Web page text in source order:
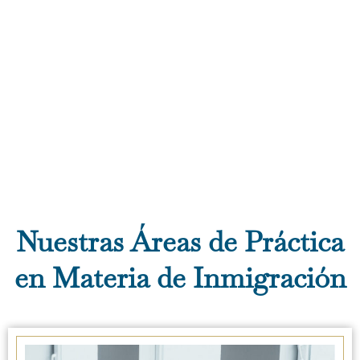
Nuestras Áreas de Práctica
en Materia de Inmigración